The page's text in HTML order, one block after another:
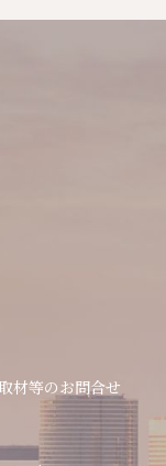
材等のお問合せ